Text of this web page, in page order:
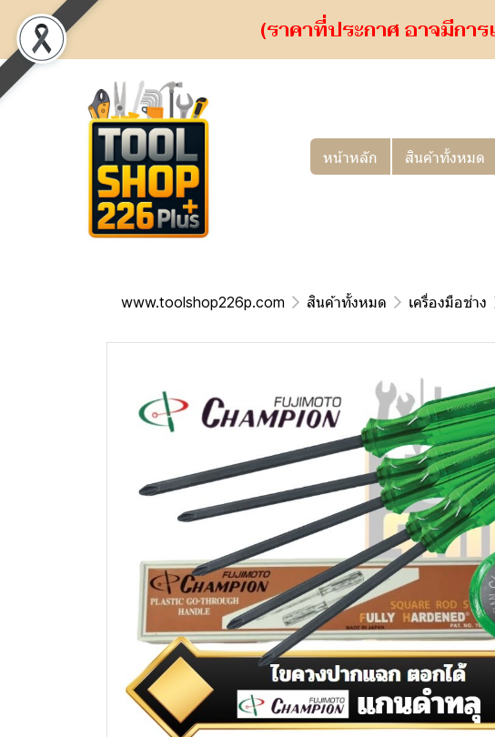
(ราคาที่ประกาศ อาจมีกา
หน้าหลัก สินค้าทั้งหมด
www.toolshop226p.com สินค้าทั้งหมด เครื่องมือช่าง